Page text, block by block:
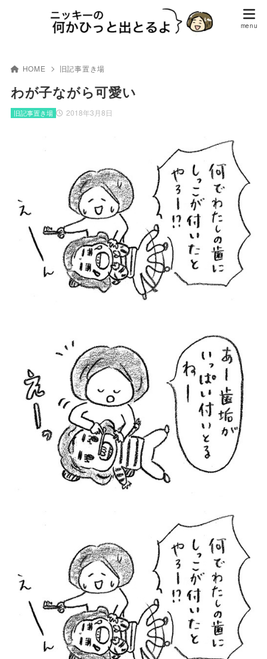
HOME 旧記事置き場
わが子ながら可愛い
2018年3月8日
旧記事置き場